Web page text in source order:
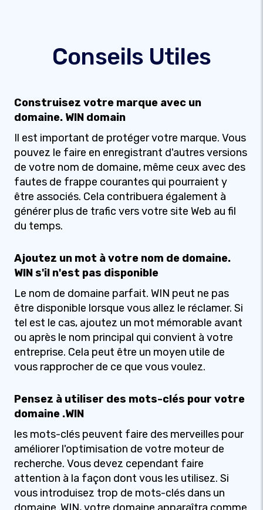
Conseils Utiles
Construisez votre marque avec un
domaine. WIN domain
Il est important de protéger votre marque. Vous
pouvez le faire en enregistrant d'autres versions
de votre nom de domaine, même ceux avec des
fautes de frappe courantes qui pourraient y
être associés. Cela contribuera également à
générer plus de trafic vers votre site Web au fil
du temps.
Ajoutez un mot à votre nom de domaine.
WIN s'il n'est pas disponible
Le nom de domaine parfait. WIN peut ne pas
être disponible lorsque vous allez le réclamer. Si
tel est le cas, ajoutez un mot mémorable avant
ou après le nom principal qui convient à votre
entreprise. Cela peut être un moyen utile de
vous rapprocher de ce que vous voulez.
Pensez à utiliser des mots-clés pour votre
domaine .WIN
les mots-clés peuvent faire des merveilles pour
améliorer l'optimisation de votre moteur de
recherche. Vous devez cependant faire
attention à la façon dont vous les utilisez. Si
vous introduisez trop de mots-clés dans un